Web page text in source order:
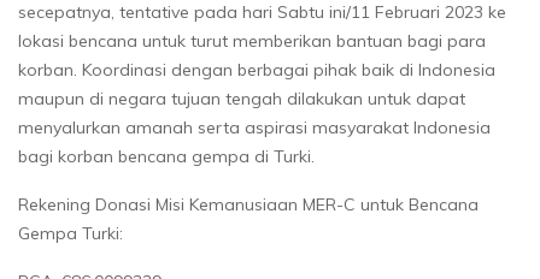
secepatnya, tentative pada hari Sabtu ini/11 Februari 2023 ke
lokasi bencana untuk turut memberikan bantuan bagi para
korban. Koordinasi dengan berbagai pihak baik di Indonesia
maupun di negara tujuan tengah dilakukan untuk dapat
menyalurkan amanah serta aspirasi masyarakat Indonesia
bagi korban bencana gempa di Turki.
Rekening Donasi Misi Kemanusiaan MER-C untuk Bencana
Gempa Turki: